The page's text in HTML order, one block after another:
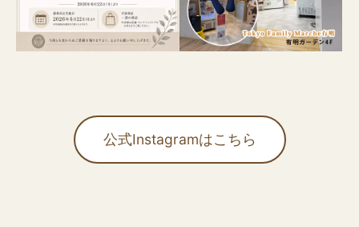
公式Instagramはこちら